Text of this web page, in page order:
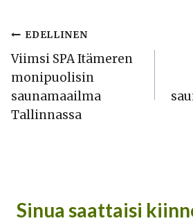
Artikkelien
selaus
EDELLINEN
Viimsi SPA Itämeren
monipuolisin
saunamaailma
Tallinnassa
Sinua saattaisi